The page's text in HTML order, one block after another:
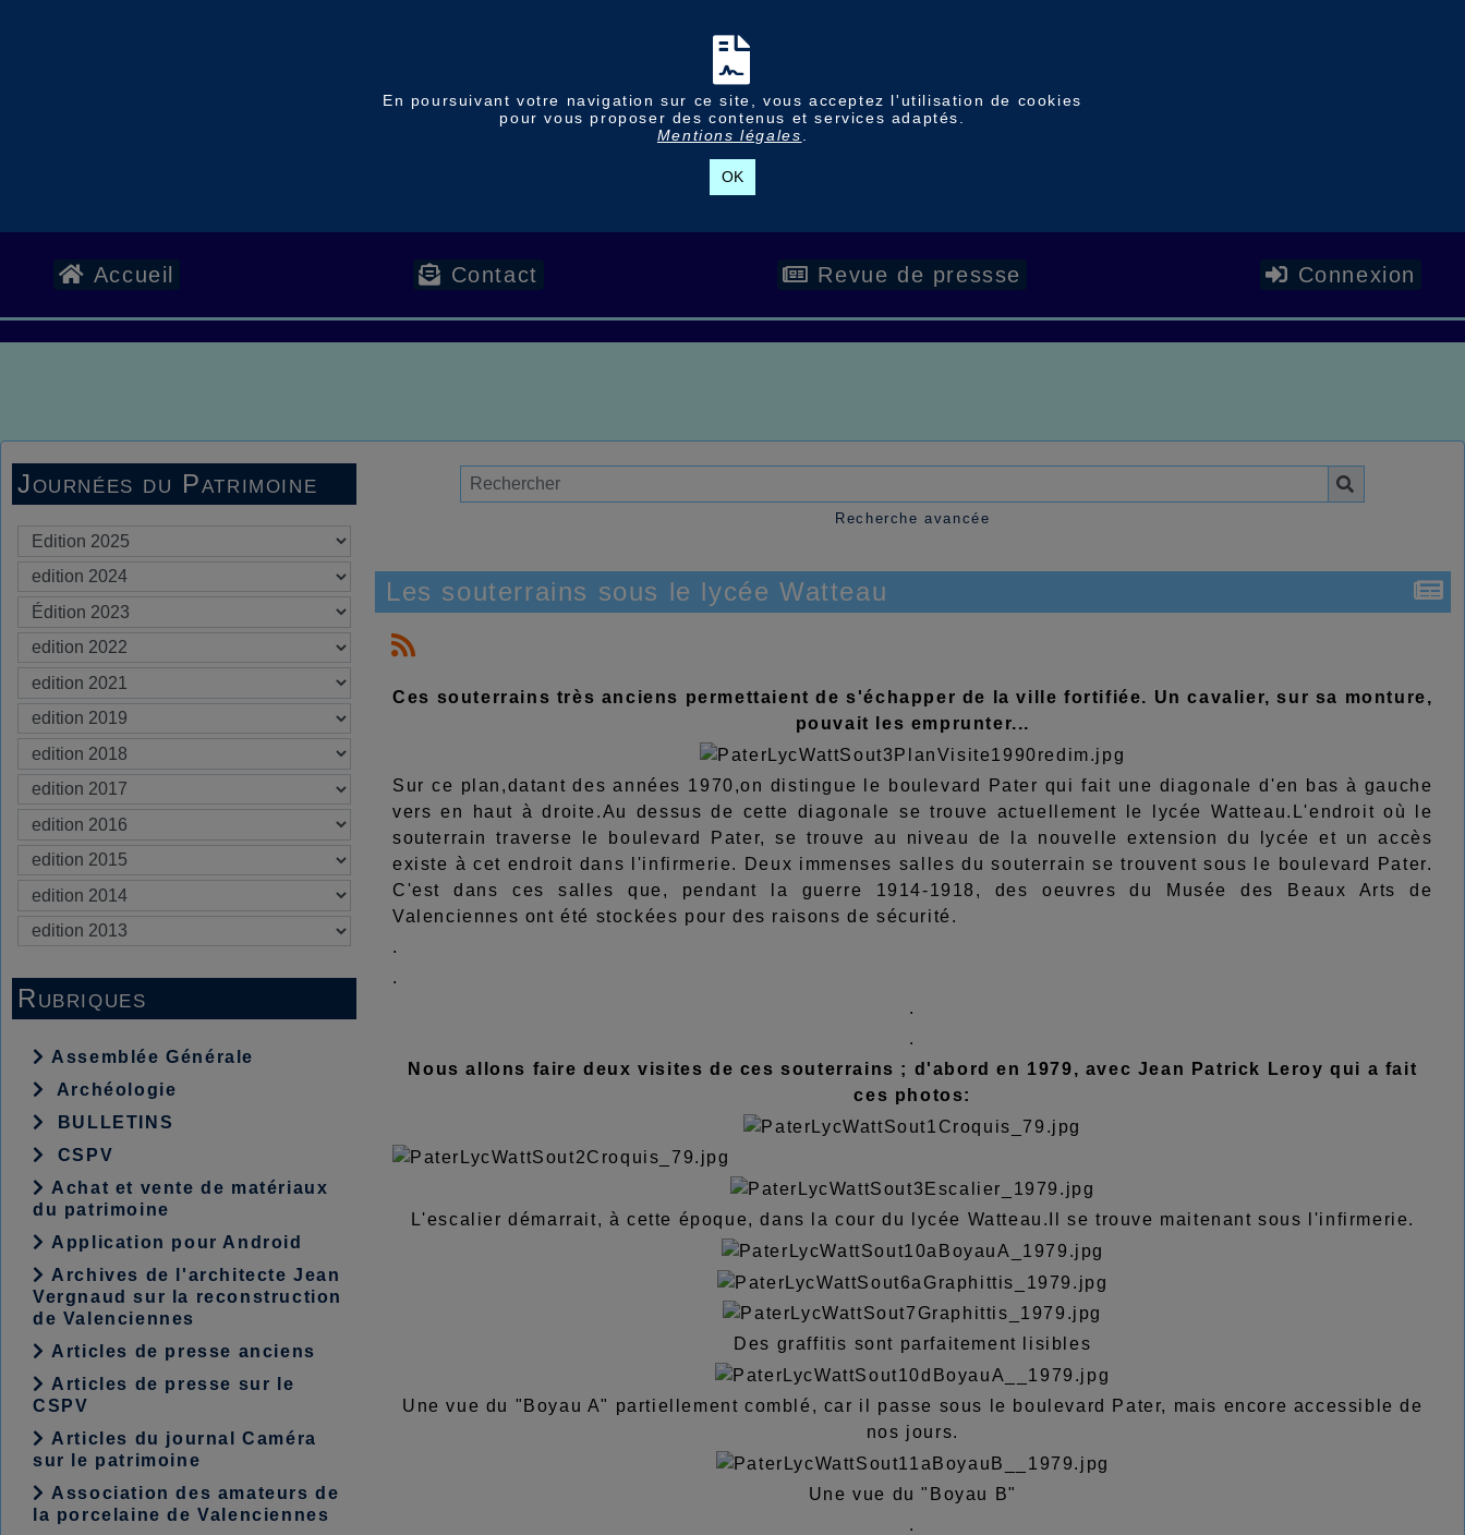
En poursuivant votre navigation sur ce site, vous acceptez l'utilisation de cookies
pour vous proposer des contenus et services adaptés.
Mentions légales
OK
Accueil Contact Revue de pressse Connexion
Journées du Patrimoine
Rubriques
Assemblée Générale
Archéologie
BULLETINS
CSPV
Achat et vente de matériaux
du patrimoine
Application pour Android
Archives de l'architecte Jean
Vergnaud sur la reconstruction
de Valenciennes
Articles de presse anciens
Articles de presse sur le
CSPV
Articles du journal Caméra
sur le patrimoine
Association des amateurs de
la porcelaine de Valenciennes
Recherche avancée
Les souterrains sous le lycée Watteau
Ces souterrains très anciens permettaient de s'échapper de la ville fortifiée. Un cavalier, sur sa monture,
pouvait les emprunter...
Sur ce plan,datant des années 1970,on distingue le boulevard Pater qui fait une diagonale d'en bas à gauche
vers en haut à droite.Au dessus de cette diagonale se trouve actuellement le lycée Watteau.L'endroit où le
souterrain traverse le boulevard Pater, se trouve au niveau de la nouvelle extension du lycée et un accès
existe à cet endroit dans l'infirmerie. Deux immenses salles du souterrain se trouvent sous le boulevard Pater.
C'est dans ces salles que, pendant la guerre 1914-1918, des oeuvres du Musée des Beaux Arts de
Valenciennes ont été stockées pour des raisons de sécurité.
.
.
.
.
Nous allons faire deux visites de ces souterrains ; d'abord en 1979, avec Jean Patrick Leroy qui a fait
ces photos:
L'escalier démarrait, à cette époque, dans la cour du lycée Watteau.Il se trouve maitenant sous l'infirmerie.
Des graffitis sont parfaitement lisibles
Une vue du "Boyau A" partiellement comblé, car il passe sous le boulevard Pater, mais encore accessible de
nos jours.
Une vue du "Boyau B"
.